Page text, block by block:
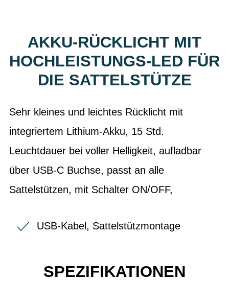
AKKU-RÜCKLICHT MIT
HOCHLEISTUNGS-LED FÜR
DIE SATTELSTÜTZE
Sehr kleines und leichtes Rücklicht mit
integriertem Lithium-Akku, 15 Std.
Leuchtdauer bei voller Helligkeit, aufladbar
über USB-C Buchse, passt an alle
Sattelstützen, mit Schalter ON/OFF,
USB-Kabel, Sattelstützmontage
SPEZIFIKATIONEN